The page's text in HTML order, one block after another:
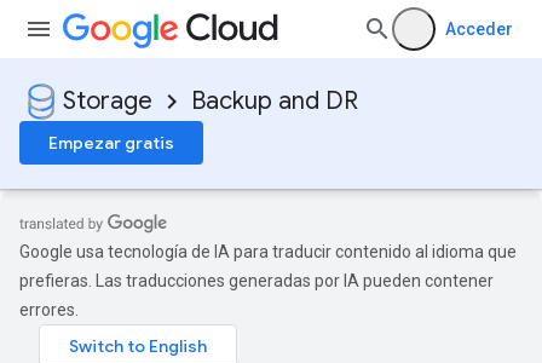
Acceder
Storage Backup and DR
Empezar gratis
Google usa tecnología de IA para traducir contenido al idioma que
prefieras. Las traducciones generadas por IA pueden contener
errores.